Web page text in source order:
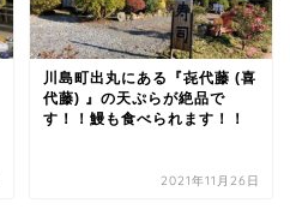
川島町出丸にある『㐂代藤 (喜
代藤) 』の天ぷらが絶品で
す！！鰻も食べられます！！
2021年11月26日